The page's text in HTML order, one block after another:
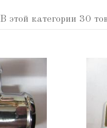
В этой категории 30